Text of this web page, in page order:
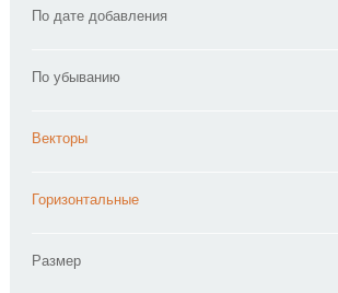
По дате добавления
По убыванию
Векторы
Горизонтальные
Размер